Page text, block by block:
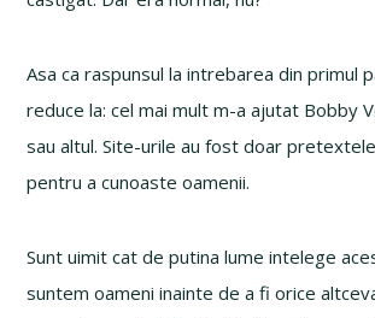
Asa ca raspunsul la intrebarea din primul
reduce la: cel mai mult m-a ajutat Bobby
sau altul. Site-urile au fost doar
pentru a cunoaste oamenii.
Sunt uimit cat de putina lume intelege
suntem oameni inainte de a fi orice